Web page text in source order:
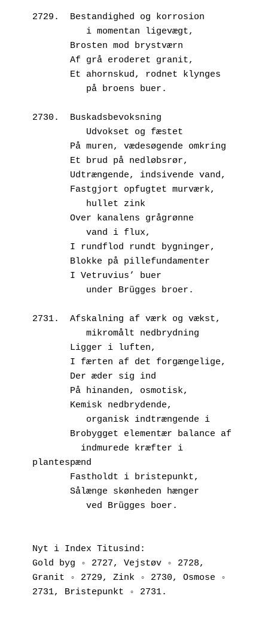
2729.  Bestandighed og korrosion
          i momentan ligevægt,
       Brosten mod brystværn
       Af grå eroderet granit,
       Et ahornskud, rodnet klynges
          på broens buer.
2730.  Buskadsbevoksning
          Udvokset og fæstet
       På muren, vædesøgende omkring
       Et brud på nedløbsrør,
       Udtrængende, indsivende vand,
       Fastgjort opfugtet murværk,
          hullet zink
       Over kanalens grågrønne
          vand i flux,
       I rundflod rundt bygninger,
       Blokke på pillefundamenter
       I Vetruvius’ buer
          under Brügges broer.
2731.  Afskalning af værk og vækst,
          mikromålt nedbrydning
       Ligger i luften,
       I færten af det forgængelige,
       Der æder sig ind
       På hinanden, osmotisk,
       Kemisk nedbrydende,
          organisk indtrængende i
       Brobygget elementær balance af
plantespænd
       Fastholdt i bristepunkt,
       Sålænge skønheden hænger
          ved Brügges boer.
Nyt i Index Titusind:
Gold byg ◦ 2727, Vejstøv ◦ 2728,
Granit ◦ 2729, Zink ◦ 2730, Osmose ◦
2731, Bristepunkt ◦ 2731.